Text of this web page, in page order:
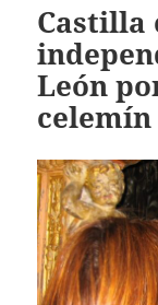
Castilla
León